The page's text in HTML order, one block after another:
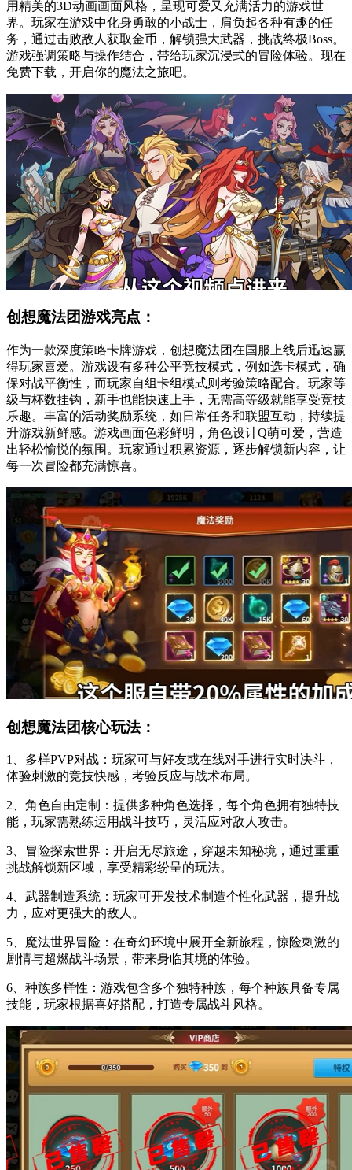
用精美的3D动画画面风格，呈现可爱又充满活力的游戏世
界。玩家在游戏中化身勇敢的小战士，肩负起各种有趣的任
务，通过击败敌人获取金币，解锁强大武器，挑战终极Boss。
游戏强调策略与操作结合，带给玩家沉浸式的冒险体验。现在
免费下载，开启你的魔法之旅吧。
创想魔法团游戏亮点：
作为一款深度策略卡牌游戏，创想魔法团在国服上线后迅速赢
得玩家喜爱。游戏设有多种公平竞技模式，例如选卡模式，确
保对战平衡性，而玩家自组卡组模式则考验策略配合。玩家等
级与杯数挂钩，新手也能快速上手，无需高等级就能享受竞技
乐趣。丰富的活动奖励系统，如日常任务和联盟互动，持续提
升游戏新鲜感。游戏画面色彩鲜明，角色设计Q萌可爱，营造
出轻松愉悦的氛围。玩家通过积累资源，逐步解锁新内容，让
每一次冒险都充满惊喜。
创想魔法团核心玩法：
1、多样PVP对战：玩家可与好友或在线对手进行实时决斗，
体验刺激的竞技快感，考验反应与战术布局。
2、角色自由定制：提供多种角色选择，每个角色拥有独特技
能，玩家需熟练运用战斗技巧，灵活应对敌人攻击。
3、冒险探索世界：开启无尽旅途，穿越未知秘境，通过重重
挑战解锁新区域，享受精彩纷呈的玩法。
4、武器制造系统：玩家可开发技术制造个性化武器，提升战
力，应对更强大的敌人。
5、魔法世界冒险：在奇幻环境中展开全新旅程，惊险刺激的
剧情与超燃战斗场景，带来身临其境的体验。
6、种族多样性：游戏包含多个独特种族，每个种族具备专属
技能，玩家根据喜好搭配，打造专属战斗风格。